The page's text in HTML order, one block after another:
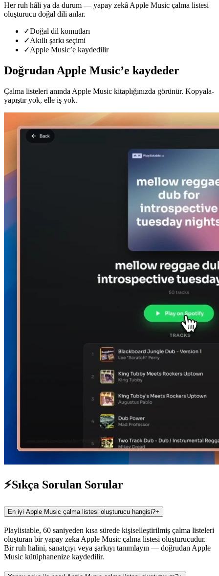
Her ruh hâli ya da durum — yapay zekâ Apple Music çalma listesi
oluşturucu doğal dili anlar.
✓Doğal dil komutları
✓Akıllı şarkı seçimi
✓Apple Music’e kaydedilir
Doğrudan Apple Music’e kaydeder
Çalma listeleri anında Apple Music kitaplığınızda görünür. Kopyala-
yapıştır yok, elle iş yok.
⚡Sıkça Sorulan Sorular
En iyi Apple Music çalma listesi oluşturucu hangisi?+
Playlistable, 60 saniyeden kısa sürede kişiselleştirilmiş çalma listeleri
oluşturan bir yapay zeka Apple Music çalma listesi oluşturucudur.
Bir ruh halini, sanatçıyı veya şarkıyı tanımlayın — doğrudan Apple
Music kütüphanenize kaydedilir.